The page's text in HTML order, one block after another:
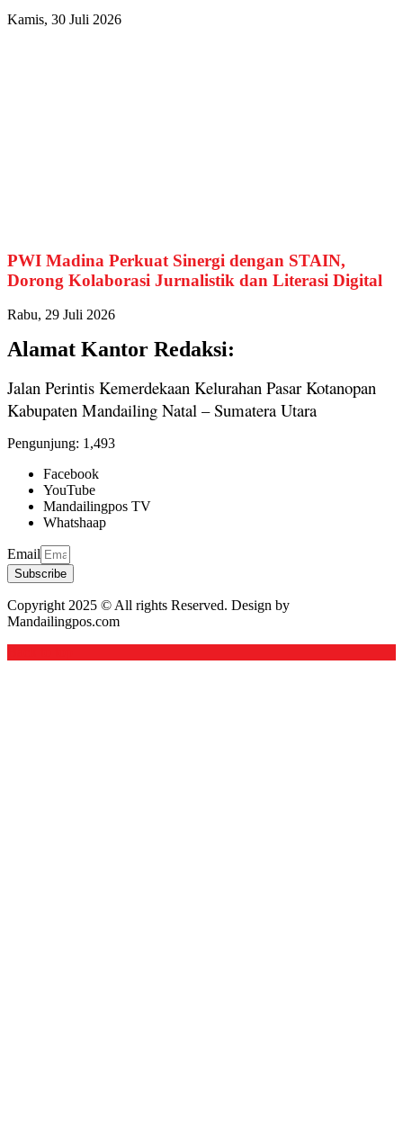
Kamis, 30 Juli 2026
PWI Madina Perkuat Sinergi dengan STAIN,
Dorong Kolaborasi Jurnalistik dan Literasi Digital
Rabu, 29 Juli 2026
Alamat Kantor Redaksi:
Jalan Perintis Kemerdekaan Kelurahan Pasar Kotanopan
Kabupaten Mandailing Natal – Sumatera Utara
Pengunjung: 1,493
Facebook
YouTube
Mandailingpos TV
Whatshaap
Email
Subscribe
Copyright 2025 © All rights Reserved. Design by
Mandailingpos.com